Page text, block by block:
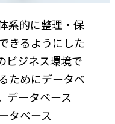
系的に整理・保
きるようにした
ビジネス環境で
ためにデータベ
データベース
タベース